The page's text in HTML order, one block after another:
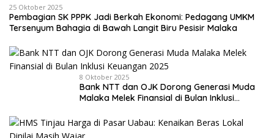
25 Oktober 2025
Pembagian SK PPPK Jadi Berkah Ekonomi: Pedagang UMKM
Tersenyum Bahagia di Bawah Langit Biru Pesisir Malaka
8 Oktober 2025
Bank NTT dan OJK Dorong Generasi Muda
Malaka Melek Finansial di Bulan Inklusi